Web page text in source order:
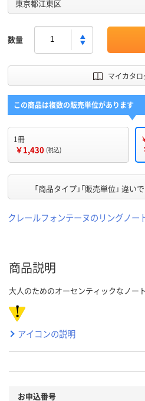
東京都江東区
数量
マイカタ
この商品は複数の販売単位があります
1冊
￥1,430 (税込)
「商品タイプ」「販売単位」 違い
クレールフォンテーヌのリングノー
商品説明
大人のためのオーセンティックなノート
アイコンの説明
お申込番号